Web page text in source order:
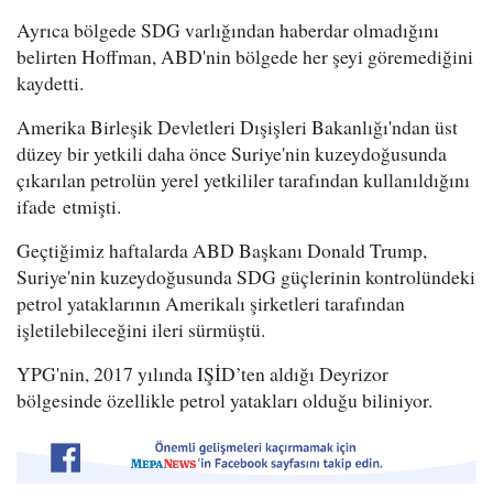
Ayrıca bölgede SDG varlığından haberdar olmadığını
belirten Hoffman, ABD'nin bölgede her şeyi göremediğini
kaydetti.
Amerika Birleşik Devletleri Dışişleri Bakanlığı'ndan üst
düzey bir yetkili daha önce Suriye'nin kuzeydoğusunda
çıkarılan petrolün yerel yetkililer tarafından kullanıldığını
ifade etmişti.
Geçtiğimiz haftalarda ABD Başkanı Donald Trump,
Suriye'nin kuzeydoğusunda SDG güçlerinin kontrolündeki
petrol yataklarının Amerikalı şirketleri tarafından
işletilebileceğini ileri sürmüştü.
YPG'nin, 2017 yılında IŞİD’ten aldığı Deyrizor
bölgesinde özellikle petrol yatakları olduğu biliniyor.